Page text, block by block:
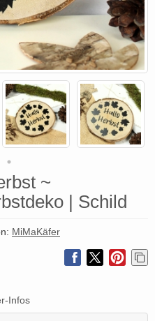
~
| Schild
MiMaKäfer
Infos